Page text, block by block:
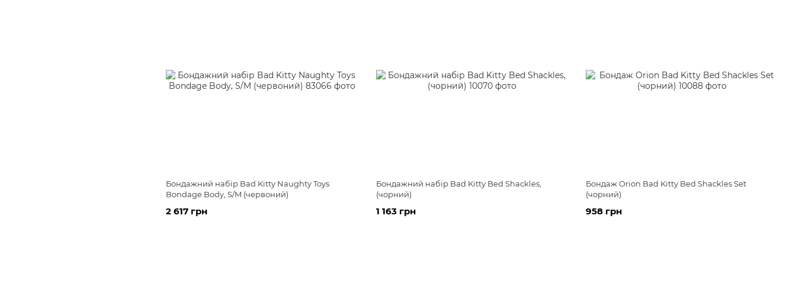
Бондажний набір Bad Kitty Naughty Toys
Bondage Body, S/M (червоний)
2 617 грн
Бондажний набір Bad Kitty Bed Shackles,
(чорний)
1 163 грн
Бондаж Orion Bad Kitty Bed Shackles Set
(чорний)
958 грн